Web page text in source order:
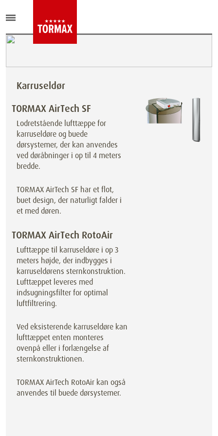
Karruseldør
TORMAX AirTech SF
Lodretstående lufttæppe for
karruseldøre og buede
dørsystemer, der kan anvendes
ved døråbninger i op til 4 meters
bredde.
TORMAX AirTech SF har et flot,
buet design, der naturligt falder i
et med døren.
TORMAX AirTech RotoAir
Lufttæppe til karruseldøre i op 3
meters højde, der indbygges i
karruseldørens sternkonstruktion.
Lufttæppet leveres med
indsugningsfilter for optimal
luftfiltrering.
Ved eksisterende karruseldøre kan
lufttæppet enten monteres
ovenpå eller i forlængelse af
sternkonstruktionen.
TORMAX AirTech RotoAir kan også
anvendes til buede dørsystemer.